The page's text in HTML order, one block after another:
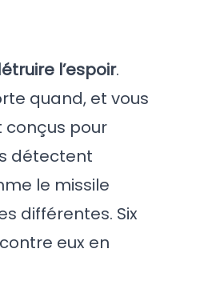
l’espoir.
quand, et vous
conçus pour
détectent
le missile
différentes. Six
eux en